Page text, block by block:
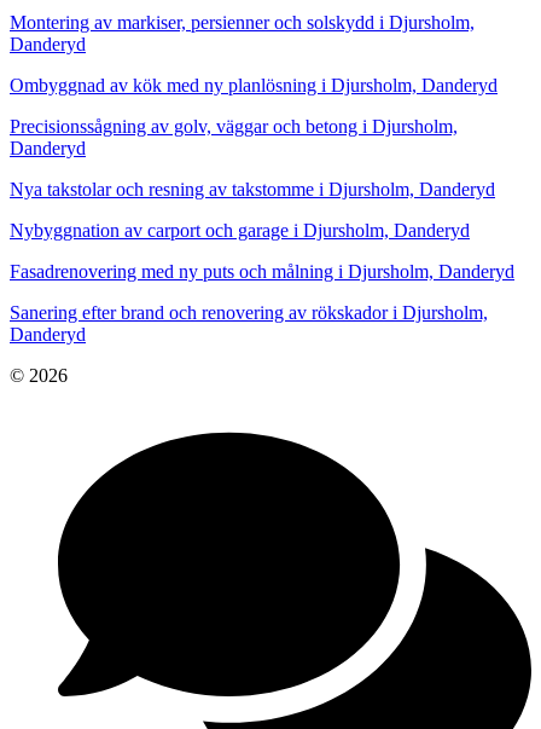
Montering av markiser, persienner och solskydd i Djursholm,
Danderyd
Ombyggnad av kök med ny planlösning i Djursholm, Danderyd
Precisionssågning av golv, väggar och betong i Djursholm,
Danderyd
Nya takstolar och resning av takstomme i Djursholm, Danderyd
Nybyggnation av carport och garage i Djursholm, Danderyd
Fasadrenovering med ny puts och målning i Djursholm, Danderyd
Sanering efter brand och renovering av rökskador i Djursholm,
Danderyd
© 2026